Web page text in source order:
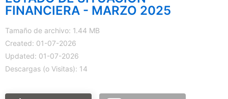
FINANCIERA - MARZO 2025
Tamaño de archivo: 1.44 MB
Created: 01-07-2026
Updated: 01-07-2026
Descargas (o Visitas): 14